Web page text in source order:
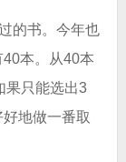
的书。今年也
本。从40本
果只能选出3
地做一番取